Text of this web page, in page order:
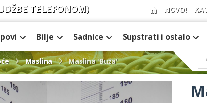
TELEFONOM) NOVO!
Bilje Sadnice Supstrati i ostalo
Maslina Maslina 'Buža'